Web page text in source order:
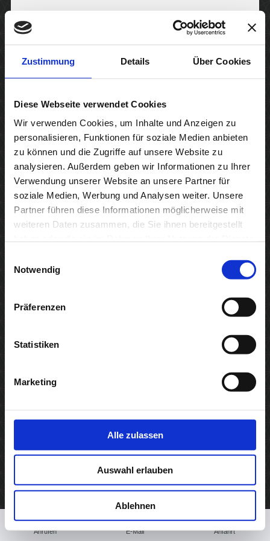
Zustimmung Details Über Cookies
Diese Webseite verwendet Cookies
Wir verwenden Cookies, um Inhalte und Anzeigen zu
personalisieren, Funktionen für soziale Medien anbieten
zu können und die Zugriffe auf unsere Website zu
analysieren. Außerdem geben wir Informationen zu Ihrer
Verwendung unserer Website an unsere Partner für
soziale Medien, Werbung und Analysen weiter. Unsere
Partner führen diese Informationen möglicherweise mit
weiteren Daten zusammen, die Sie ihnen bereitgestellt
Notwendig
Präferenzen
Statistiken
Marketing
Alle zulassen
Auswahl erlauben
Ablehnen
Steuerberater
Sitemap
Home
Aktuelles
Kontakt
Druckversion Webansicht
Anrufen E-Mail Anfahrt